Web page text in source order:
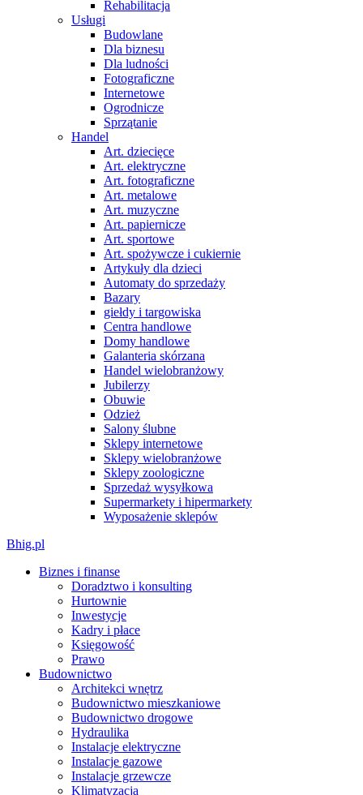
Rehabilitacja
Usługi
Budowlane
Dla biznesu
Dla ludności
Fotograficzne
Internetowe
Ogrodnicze
Sprzątanie
Handel
Art. dziecięce
Art. elektryczne
Art. fotograficzne
Art. metalowe
Art. muzyczne
Art. papiernicze
Art. sportowe
Art. spożywcze i cukiernie
Artykuły dla dzieci
Automaty do sprzedaży
Bazary
giełdy i targowiska
Centra handlowe
Domy handlowe
Galanteria skórzana
Handel wielobranżowy
Jubilerzy
Obuwie
Odzież
Salony ślubne
Sklepy internetowe
Sklepy wielobranżowe
Sklepy zoologiczne
Sprzedaż wysyłkowa
Supermarkety i hipermarkety
Wyposażenie sklepów
Bhig.pl
Biznes i finanse
Doradztwo i konsulting
Hurtownie
Inwestycje
Kadry i płace
Księgowość
Prawo
Budownictwo
Architekci wnętrz
Budownictwo mieszkaniowe
Budownictwo drogowe
Hydraulika
Instalacje elektryczne
Instalacje gazowe
Instalacje grzewcze
Klimatyzacja